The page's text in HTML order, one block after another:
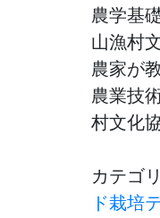
農学基
山漁村
農家が
農業技
村文化
カテゴ
ド栽培